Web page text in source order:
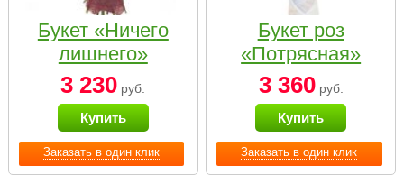
Заказать в один клик
Букет «Ничего
лишнего»
3 230 руб.
Купить
Заказать в один клик
Букет роз
«Потрясная»
3 360руб.
Купить